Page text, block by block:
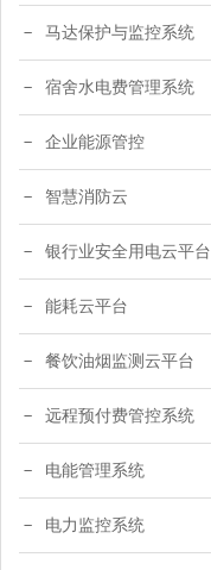
马达保护与监控系统
宿舍水电费管理系统
企业能源管控
智慧消防云
银行业安全用电云平台
能耗云平台
餐饮油烟监测云平台
远程预付费管控系统
电能管理系统
电力监控系统